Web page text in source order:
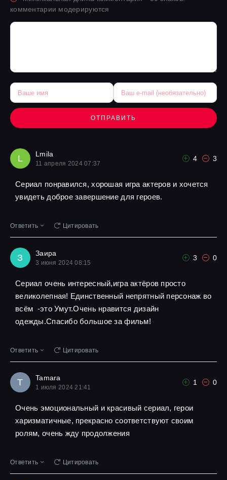
комментарии модерируются
ОТПРАВИТЬ
L Lmila
11 апреля 2024 07:37
4 3
Сериал понравился, хорошая игра актеров и хочется
увидеть доброе завершение для героев.
Ответить Цитировать
З Заира
3 июня 2024 08:15
3 0
Сериал очень интересный,игра актёров просто
великолепная! Единственный непрятный персонаж во
всём -это Умут.Очень нравится дизайн
одежды.Спасибо большое за фильм!
Ответить Цитировать
T Tamara
1 июля 2024 21:41
1 0
Очень эмоциональный и красивый сериал, герои
харизматичные, прекрасно соответствуют своим
ролям, очень жду продолжения
Ответить Цитировать